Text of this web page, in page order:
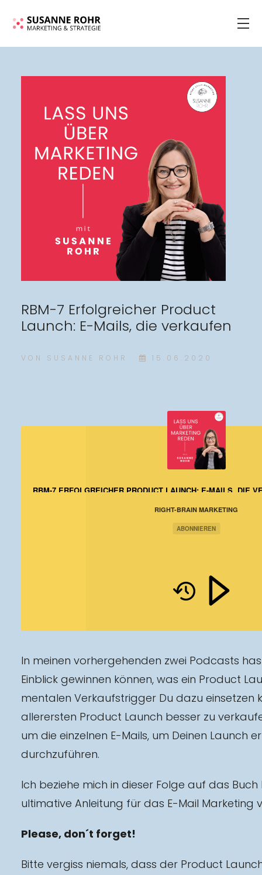
RBM-7 Erfolgreicher Product
Launch: E-Mails, die verkaufen
VON SUSANNE ROHR 15.06.2020
RIGHT-BRAIN MARKETING
ABONNIEREN
RBM-7 ERFOLGREICHER PRODUCT LAUNCH: E-MAILS, DIE
In meinen vorhergehenden zwei Podcasts
Einblick gewinnen können, was ein Product
mentalen Verkaufstrigger Du dazu einsetzen
allerersten Product Launch besser zu
um die einzelnen E-Mails, um Deinen Launch
durchzuführen.
Ich beziehe mich in dieser Folge auf das
ultimative Anleitung für das E-Mail Marketing
Please, don´t forget!
Bitte vergiss niemals, dass der Product